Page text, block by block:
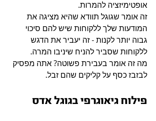
אופטימיזציה להמרות.
זה אומר שגוגל תוודא שהיא מציגה את
המודעות שלך ללקוחות שיש להם סיכוי
גבוה יותר לקנות - זה יעביר את הדגש
ללקוחות שסביר להניח שיניבו המרה.
מה זה אומר בעבירת פשוטה? אתה מפסיק
לבזבז כסף על קליקים שהם זבל.
פילוח גיאוגרפי בגוגל אדס